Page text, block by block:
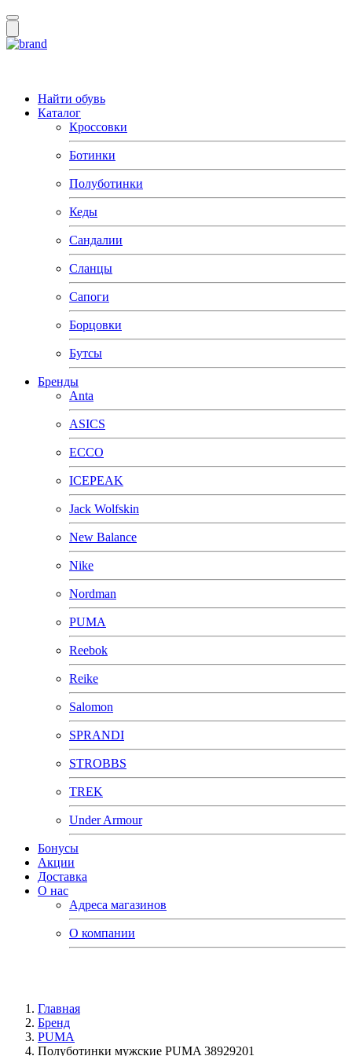
Найти обувь
Каталог
Кроссовки
Ботинки
Полуботинки
Кеды
Сандалии
Сланцы
Сапоги
Борцовки
Бутсы
Бренды
Anta
ASICS
ECCO
ICEPEAK
Jack Wolfskin
New Balance
Nike
Nordman
PUMA
Reebok
Reike
Salomon
SPRANDI
STROBBS
TREK
Under Armour
Бонусы
Акции
Доставка
О нас
Адреса магазинов
О компании
Главная
Бренд
PUMA
Полуботинки мужские PUMA 38929201